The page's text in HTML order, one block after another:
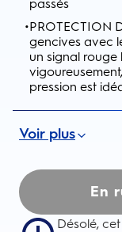
passés
•PROTECTION
gencives avec
un signal
pression est
Voir plus
En
Désolé,